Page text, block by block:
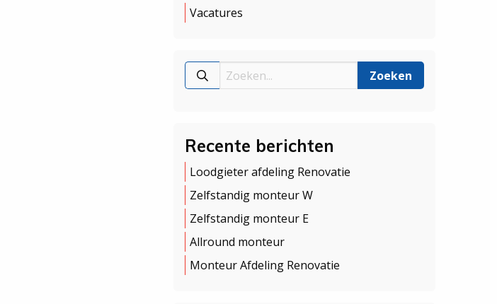
Vacatures
Recente berichten
Loodgieter afdeling Renovatie
Zelfstandig monteur W
Zelfstandig monteur E
Allround monteur
Monteur Afdeling Renovatie